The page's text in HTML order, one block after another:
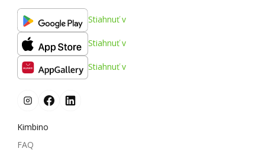
Stiahnuť v
Stiahnuť v
Stiahnuť v
Kimbino
FAQ